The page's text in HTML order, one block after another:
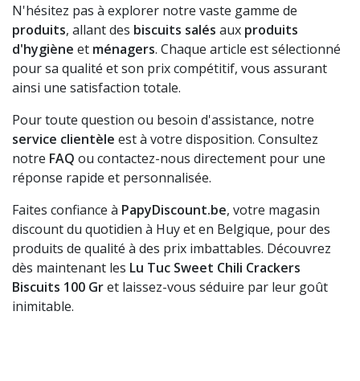
N'hésitez pas à explorer notre vaste gamme de
produits, allant des biscuits salés aux produits
d'hygiène et ménagers. Chaque article est sélectionné
pour sa qualité et son prix compétitif, vous assurant
ainsi une satisfaction totale.
Pour toute question ou besoin d'assistance, notre
service clientèle est à votre disposition. Consultez
notre FAQ ou contactez-nous directement pour une
réponse rapide et personnalisée.
Faites confiance à PapyDiscount.be, votre magasin
discount du quotidien à Huy et en Belgique, pour des
produits de qualité à des prix imbattables. Découvrez
dès maintenant les Lu Tuc Sweet Chili Crackers
Biscuits 100 Gret laissez-vous séduire par leur goût
inimitable.